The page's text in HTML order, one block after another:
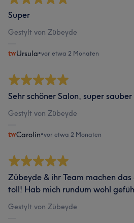
Super
Gestylt von Zübeyde
Ursula•vor etwa 2 Monaten
Sehr schöner Salon, super
Gestylt von Zübeyde
Carolin•vor etwa 2 Monaten
Zübeyde & ihr Team machen
toll! Hab mich rundum wohl
Gestylt von Zübeyde